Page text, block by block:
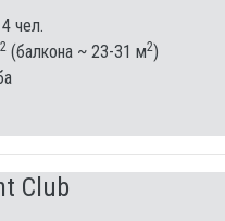
чел.
2(балкона ~ 23-31 м2)
Club